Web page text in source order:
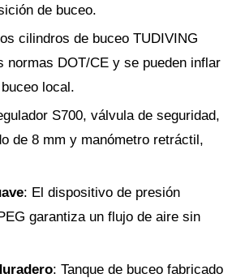
de buceo.
cilindros de buceo TUDIVING
normas DOT/CE y se pueden inflar
local.
S700, válvula de seguridad,
de 8 mm y manómetro retráctil,
: El dispositivo de presión
garantiza un flujo de aire sin
: Tanque de buceo fabricado